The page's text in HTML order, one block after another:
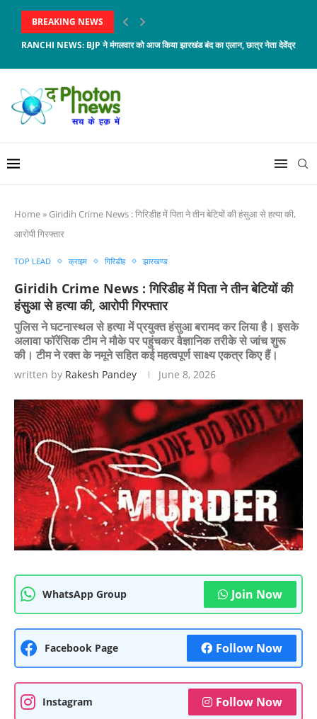
BREAKING NEWS
RANCHI NEWS: BJP ने मंगलवार को आज किया झारखंड बंद का एलान, छात्र नेता देवेंद्र...
Home» Giridih Crime News : गिरिडीह में पिता ने तीन बेटियों की हंसुआ से हत्या की,
आरोपी गिरफ्तार
TOP LEAD क्राइम गिरिडीह झारखण्ड
Giridih Crime News : गिरिडीह में पिता ने तीन बेटियों की
हंसुआ से हत्या की, आरोपी गिरफ्तार
पुलिस ने घटनास्थल से हत्या में प्रयुक्त हंसुआ बरामद कर लिया है। इसके
अलावा फॉरेंसिक टीम ने मौके पर पहुंचकर वैज्ञानिक तरीके से जांच शुरू
की। टीम ने रक्त के नमूने सहित कई महत्वपूर्ण साक्ष्य एकत्र किए हैं।
written by Rakesh Pandey June 8, 2026
WhatsApp Group Join Now
Facebook Page Follow Now
Instagram Follow Now